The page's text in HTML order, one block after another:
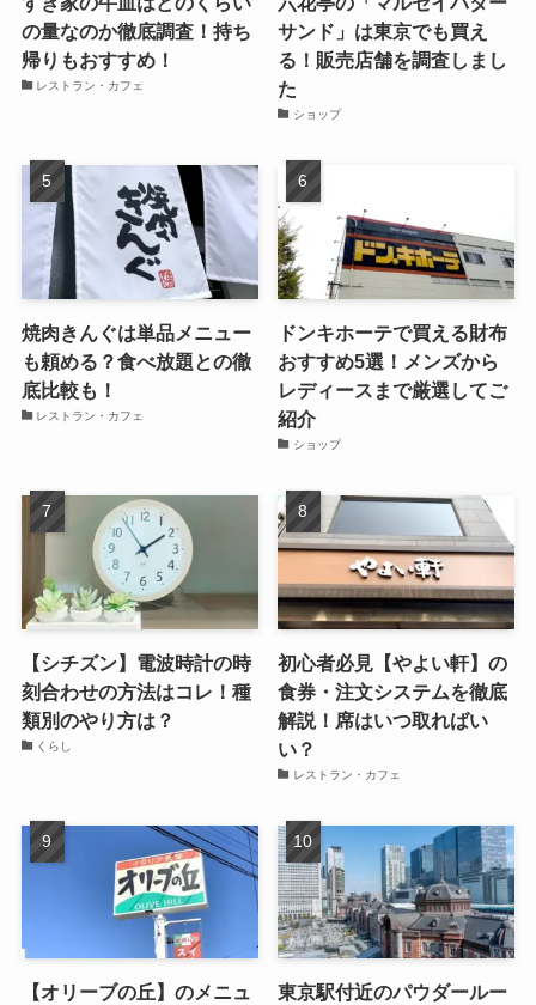
の量なのか徹底調査！持ち
帰りもおすすめ！
レストラン・カフェ
サンド」は東京でも買え
る！販売店舗を調査しまし
た
ショップ
焼肉きんぐは単品メニュー
も頼める？食べ放題との徹
底比較も！
レストラン・カフェ
ドンキホーテで買える財布
おすすめ5選！メンズから
レディースまで厳選してご
紹介
ショップ
【シチズン】電波時計の時
刻合わせの方法はコレ！種
類別のやり方は？
くらし
初心者必見【やよい軒】の
食券・注文システムを徹底
解説！席はいつ取ればい
い？
レストラン・カフェ
【オリーブの丘】のメニュ
東京駅付近のパウダールー